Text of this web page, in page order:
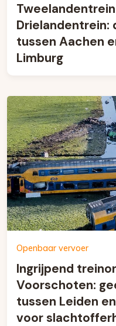
tussen Aachen
Limburg
Openbaar vervoer
Ingrijpend
Voorschoten:
tussen Leiden
voor